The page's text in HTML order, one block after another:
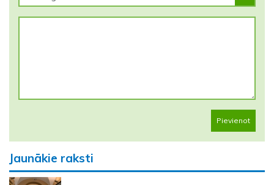
Pievienot
Jaunākie raksti